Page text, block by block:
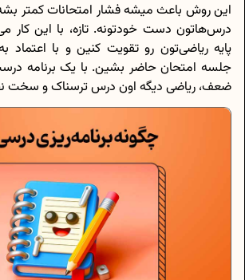
این روش باعث میشه فشار امتحانات کمتر
درس‌هاتون دست خودتونه. تازه، با این کار
پایه ریاضی‌تون رو تقویت کنین و با
جلسه امتحان حاضر بشین. با یک برنامه
ضعف، ریاضی دیگه اون درس ترسناک و سخت